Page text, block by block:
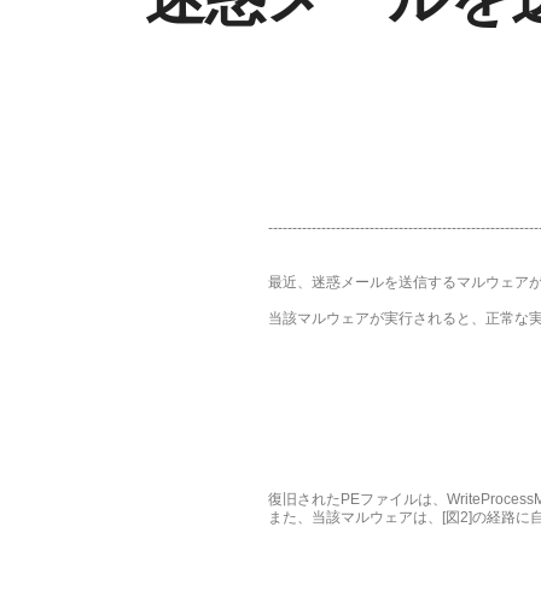
最近、迷惑メールを送信するマルウェア
当該マルウェアが実行されると、正常な
復旧されたPEファイルは、
また、当該マルウェアは、[図2]の経路に